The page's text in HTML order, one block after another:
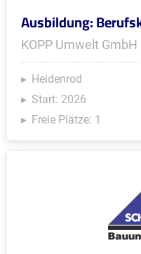
Ausbildung:
KOPP Umwelt GmbH
Heidenrod
Start: 2026
Freie Plätze: 1